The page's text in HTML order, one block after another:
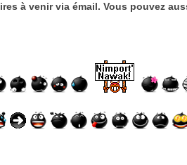
à venir via émail. Vous pouvez